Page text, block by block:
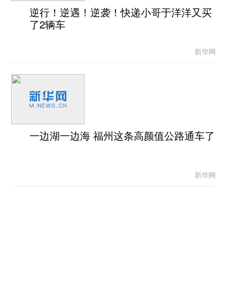
逆行！逆遇！逆袭！快递小哥于洋洋又买
了2辆车
新华网
一边湖一边海 福州这条高颜值公路通车了
新华网